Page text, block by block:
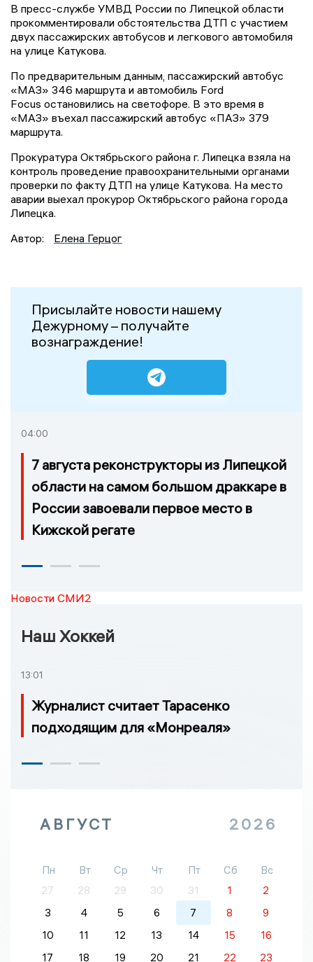
В пресс-службе УМВД России по Липецкой области
прокомментировали обстоятельства ДТП с участием
двух пассажирских автобусов и легкового автомобиля
на улице Катукова.
По предварительным данным, пассажирский автобус
«МАЗ» 346 маршрута и автомобиль Ford
Focus остановились на светофоре. В это время в
«МАЗ» въехал пассажирский автобус «ПАЗ» 379
маршрута.
Прокуратура Октябрьского района г. Липецка взяла на
контроль проведение правоохранительными органами
проверки по факту ДТП на улице Катукова. На место
аварии выехал прокурор Октябрьского района города
Липецка.
Автор:
Елена Герцог
Присылайте новости нашему
Дежурному – получайте
вознаграждение!
04:00
7 августа реконструкторы из Липецкой
области на самом большом драккаре в
России завоевали первое место в
Кижской регате
Новости СМИ2
Наш Хоккей
13:01
Журналист считает Тарасенко
подходящим для «Монреаля»
АВГУСТ 2026
Пн Вт Ср Чт Пт Сб
Вс
27
28 29 30 31 1
2
3
4 5 6 7 8
9
10
11 12 13 14 15
16
17
18 19 20 21 22 23